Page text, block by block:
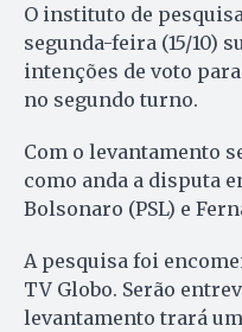
O instituto de
segunda-feira (15/10)
intenções de voto
no segundo turno.
Com o levantamento
como anda a disputa
Bolsonaro (PSL) e
A pesquisa foi
TV Globo. Serão
levantamento trará